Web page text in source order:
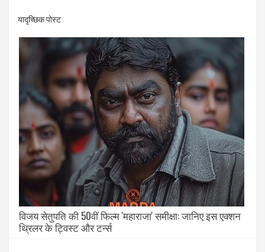
यादृच्छिक पोस्ट
विजय सेतुपति की 50वीं फिल्म 'महाराजा' समीक्षा: जानिए इस एक्शन
थ्रिलर के ट्विस्ट और टर्न्स